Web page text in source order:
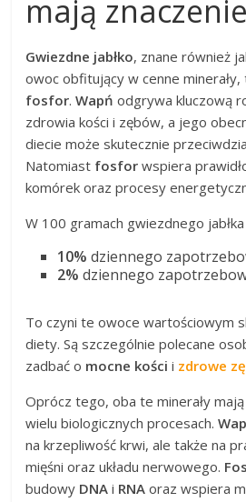
mają
Gwiezdne jabłko, znane również
owoc obfitujący w cenne
fosfor.Wapń odgrywa kluczową
zdrowia kości i zębów, a jego
diecie może skutecznie
Natomiast fosfor wspiera
komórek oraz procesy
W 100 gramach gwiezdnego
10% dziennego
2% dziennego
To czyni te owoce wartościowym
diety. Są szczególnie polecane
zadbać o mocne kości i zdrowe
Oprócz tego, oba te minerały
wielu biologicznych procesach.
na krzepliwość krwi, ale także na
mięśni oraz układu nerwowego.
budowy DNA i RNA oraz wspiera